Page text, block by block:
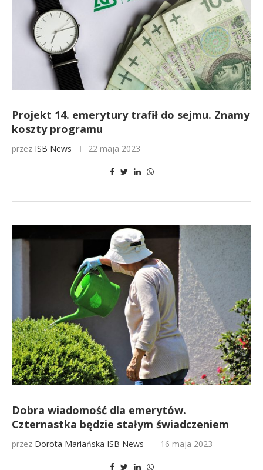
Projekt 14. emerytury trafił do sejmu. Znamy
koszty programu
przez ISB News 22 maja 2023
Dobra wiadomość dla emerytów.
Czternastka będzie stałym świadczeniem
przez Dorota Mariańska ISB News 16 maja 2023